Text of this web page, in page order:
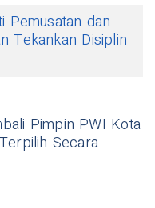
Pemusatan dan
Tekankan Disiplin
Pimpin PWI Kota
Secara